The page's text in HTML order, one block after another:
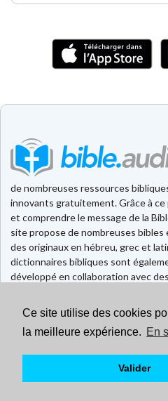
Ce site utilise des cookies
la meilleure expérience. En
Valider
de nombreuses ressources
innovants gratuitement. Grâce à
et comprendre le message de la
site propose de nombreuses bibles
des originaux en hébreu, grec et
dictionnaires bibliques sont
développé en collaboration avec
Faire un don
Contact